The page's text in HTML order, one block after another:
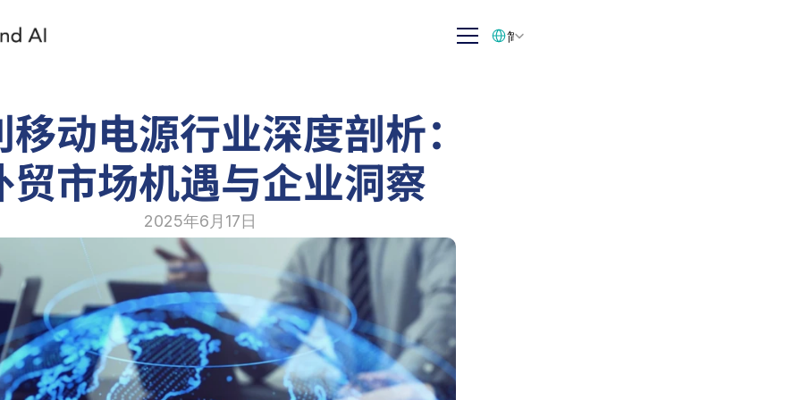
动电源行业深度剖析：
贸市场机遇与企业洞察
2025年6月17日
简体中文